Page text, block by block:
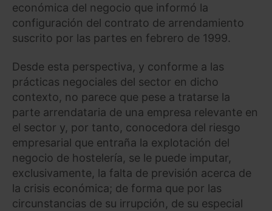
económica del negocio que informó la
configuración del contrato de arrendamiento
suscrito por las partes en febrero de 1999.
Desde esta perspectiva, y conforme a las
prácticas negociales del sector en dicho
contexto, no parece que pese a tratarse la
parte arrendataria de una empresa relevante en
el sector y, por tanto, conocedora del riesgo
empresarial que entraña la explotación del
negocio de hostelería, se le puede imputar,
exclusivamente, la falta de previsión acerca de
la crisis económica; de forma que por las
circunstancias de su irrupción, de su especial